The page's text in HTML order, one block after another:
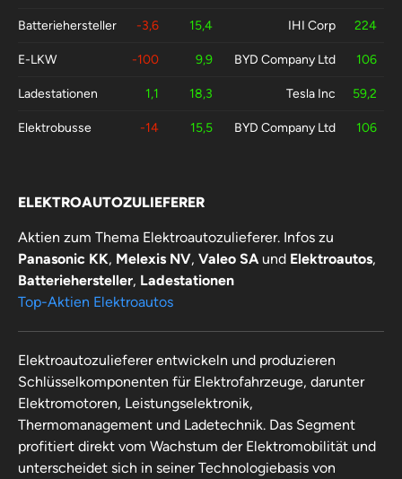
Batteriehersteller -3,6 15,4 IHI Corp 224
E-LKW -100 9,9 BYD Company Ltd 106
Ladestationen 1,1 18,3 Tesla Inc 59,2
Elektrobusse -14 15,5 BYD Company Ltd 106
ELEKTROAUTOZULIEFERER
Aktien zum Thema Elektroautozulieferer. Infos zu
Panasonic KK, Melexis NV, Valeo SAund Elektroautos,
Batteriehersteller, Ladestationen
Top-Aktien Elektroautos
Elektroautozulieferer entwickeln und produzieren
Schlüsselkomponenten für Elektrofahrzeuge, darunter
Elektromotoren, Leistungselektronik,
Thermomanagement und Ladetechnik. Das Segment
profitiert direkt vom Wachstum der Elektromobilität und
unterscheidet sich in seiner Technologiebasis von